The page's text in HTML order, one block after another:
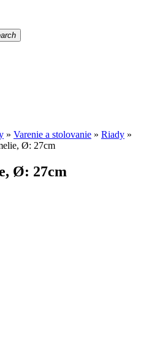
» Varenie a stolovanie » Riady »
Ø: 27cm
Ø: 27cm